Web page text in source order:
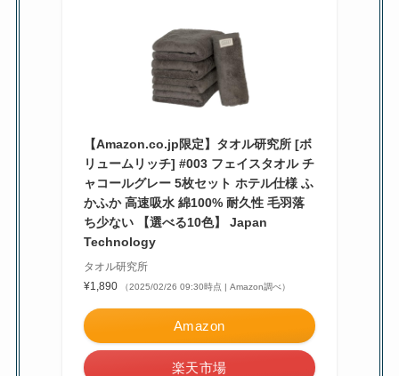
【Amazon.co.jp限定】タオル研究所 [ボ
リュームリッチ] #003 フェイスタオル チ
ャコールグレー 5枚セット ホテル仕様 ふ
かふか 高速吸水 綿100% 耐久性 毛羽落
ち少ない 【選べる10色】 Japan
Technology
タオル研究所
¥1,890
（2025/02/26 09:30時点 | Amazon調べ）
Amazon
楽天市場